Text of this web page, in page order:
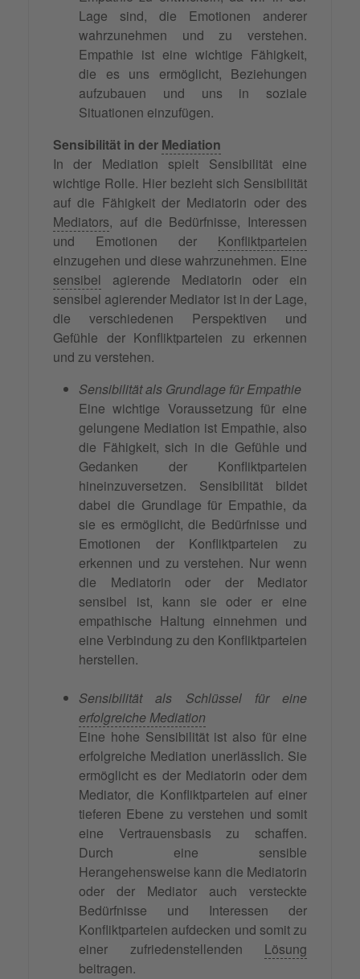
Lage sind, die Emotionen anderer
wahrzunehmen und zu verstehen.
Empathie ist eine wichtige Fähigkeit,
die es uns ermöglicht, Beziehungen
aufzubauen und uns in soziale
Situationen einzufügen.
Sensibilität in der Mediation
In der Mediation spielt Sensibilität eine
wichtige Rolle. Hier bezieht sich Sensibilität
auf die Fähigkeit der Mediatorin oder des
Mediators, auf die Bedürfnisse, Interessen
und Emotionen der Konfliktparteien
einzugehen und diese wahrzunehmen. Eine
sensibel agierende Mediatorin oder ein
sensibel agierender Mediator ist in der Lage,
die verschiedenen Perspektiven und
Gefühle der Konfliktparteien zu erkennen
und zu verstehen.
Sensibilität als Grundlage für Empathie
Eine wichtige Voraussetzung für eine
gelungene Mediation ist Empathie, also
die Fähigkeit, sich in die Gefühle und
Gedanken der Konfliktparteien
hineinzuversetzen. Sensibilität bildet
dabei die Grundlage für Empathie, da
sie es ermöglicht, die Bedürfnisse und
Emotionen der Konfliktparteien zu
erkennen und zu verstehen. Nur wenn
die Mediatorin oder der Mediator
sensibel ist, kann sie oder er eine
empathische Haltung einnehmen und
eine Verbindung zu den Konfliktparteien
herstellen.
Sensibilität als Schlüssel für eine
erfolgreiche Mediation
Eine hohe Sensibilität ist also für eine
erfolgreiche Mediation unerlässlich. Sie
ermöglicht es der Mediatorin oder dem
Mediator, die Konfliktparteien auf einer
tieferen Ebene zu verstehen und somit
eine Vertrauensbasis zu schaffen.
Durch eine sensible
Herangehensweise kann die Mediatorin
oder der Mediator auch versteckte
Bedürfnisse und Interessen der
Konfliktparteien aufdecken und somit zu
einer zufriedenstellenden Lösung
beitragen.